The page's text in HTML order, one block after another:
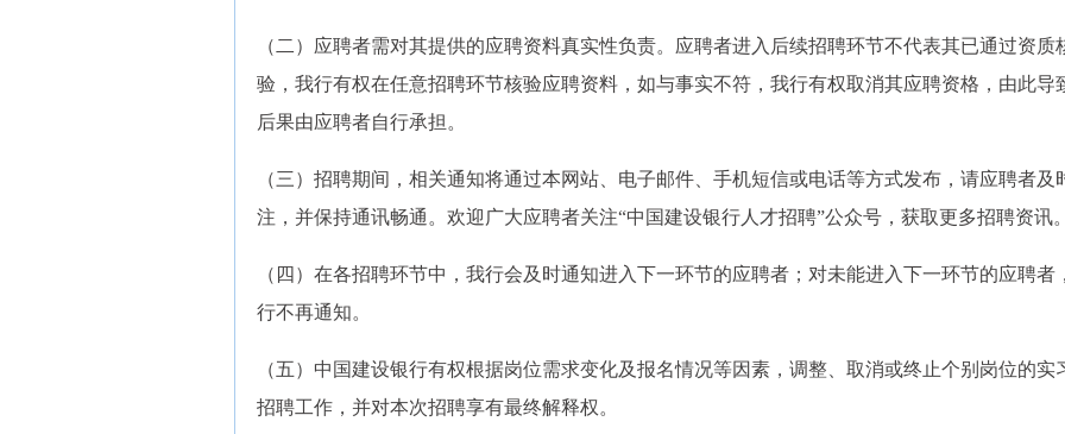
（二）应聘者需对其提供的应聘资料真实性负责。应聘者进入后续招聘环节不代表其已通过资质
验，我行有权在任意招聘环节核验应聘资料，如与事实不符，我行有权取消其应聘资格，由此导
后果由应聘者自行承担。
（三）招聘期间，相关通知将通过本网站、电子邮件、手机短信或电话等方式发布，请应聘者及
注，并保持通讯畅通。欢迎广大应聘者关注“中国建设银行人才招聘”公众号，获取更多招聘资讯。
（四）在各招聘环节中，我行会及时通知进入下一环节的应聘者；对未能进入下一环节的应聘者
行不再通知。
（五）中国建设银行有权根据岗位需求变化及报名情况等因素，调整、取消或终止个别岗位的实
招聘工作，并对本次招聘享有最终解释权。